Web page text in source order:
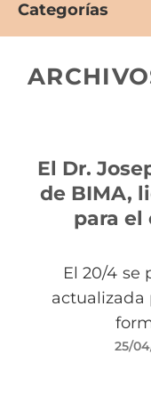
Categorías
El Dr.
de BIMA,
para el
El 20/4 se
actualizada
25/